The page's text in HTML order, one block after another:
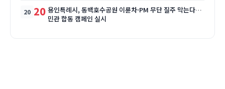
20 용인특례시, 동백호수공원 이륜차·PM 무단 질주 막는다…
민관 합동 캠페인 실시